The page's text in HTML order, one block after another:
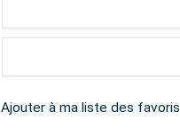
Ajouter à ma liste des favoris